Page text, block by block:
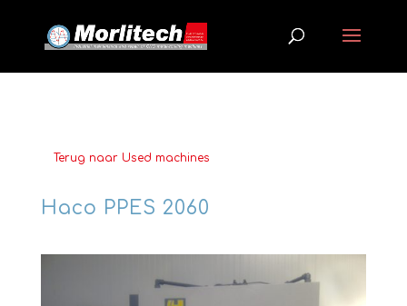
Terug naar Used machines
Haco PPES 2060